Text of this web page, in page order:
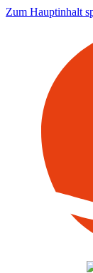
Zum Hauptinhalt